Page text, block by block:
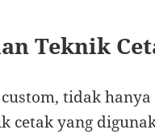
Teknik
tidak hanya
cetak yang